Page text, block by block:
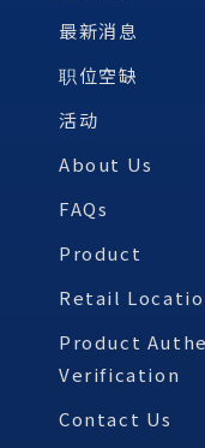
最新消息
职位空缺
活动
About Us
FAQs
Product
Retail
Product
Verification
Contact Us